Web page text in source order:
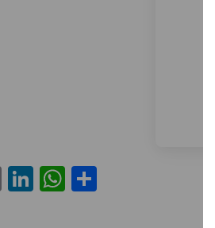
EmailLinkedIn
WhatsApp